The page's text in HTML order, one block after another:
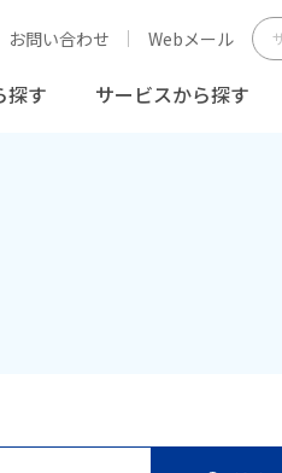
お問い合わせ Webメール
探す サービスから探す